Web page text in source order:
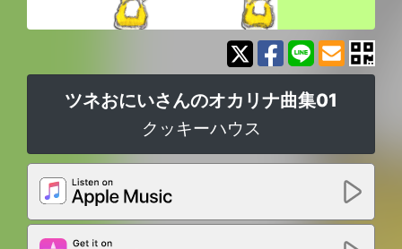
ツネおにいさんのオカリナ曲集01
クッキーハウス